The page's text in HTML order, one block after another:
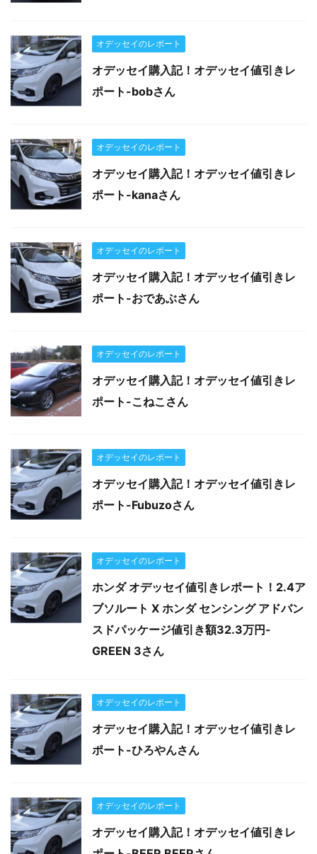
オデッセイのレポート
オデッセイ購入記！オデッセイ値引きレ
ポート-bobさん
オデッセイのレポート
オデッセイ購入記！オデッセイ値引きレ
ポート-kanaさん
オデッセイのレポート
オデッセイ購入記！オデッセイ値引きレ
ポート-おであぶさん
オデッセイのレポート
オデッセイ購入記！オデッセイ値引きレ
ポート-こねこさん
オデッセイのレポート
オデッセイ購入記！オデッセイ値引きレ
ポート-Fubuzoさん
オデッセイのレポート
ホンダ オデッセイ値引きレポート！2.4ア
ブソルート X ホンダ センシング アドバン
スドパッケージ値引き額32.3万円-
GREEN 3さん
オデッセイのレポート
オデッセイ購入記！オデッセイ値引きレ
ポート-ひろやんさん
オデッセイのレポート
オデッセイ購入記！オデッセイ値引きレ